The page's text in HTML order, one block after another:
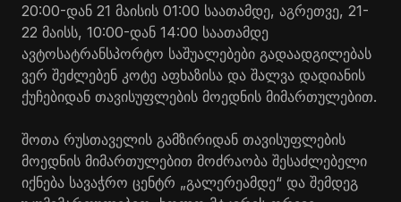
20:00-დან 21 მაისის 01:00 საათამდე, აგრეთვე, 21-
22 მაისს, 10:00-დან 14:00 საათამდე
ავტოსატრანსპორტო საშუალებები გადაადგილებას
ვერ შეძლებენ კოტე აფხაზისა და შალვა დადიანის
ქუჩებიდან თავისუფლების მოედნის მიმართულებით.
შოთა რუსთაველის გამზირიდან თავისუფლების
მოედნის მიმართულებით მოძრაობა შესაძლებელი
იქნება სავაჭრო ცენტრ „გალერეამდე“ და შემდეგ